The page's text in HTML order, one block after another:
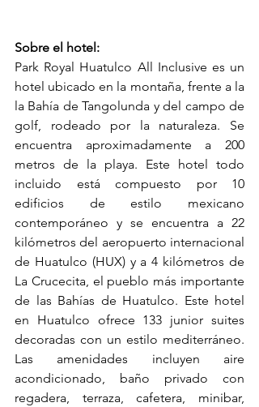
Sobre el hotel:
Park Royal Huatulco All Inclusive es un
hotel ubicado en la montaña, frente a la
la Bahía de Tangolunda y del campo de
golf, rodeado por la naturaleza. Se
encuentra aproximadamente a 200
metros de la playa. Este hotel todo
incluido está compuesto por 10
edificios de estilo mexicano
contemporáneo y se encuentra a 22
kilómetros del aeropuerto internacional
de Huatulco (HUX) y a 4 kilómetros de
La Crucecita, el pueblo más importante
de las Bahías de Huatulco. Este hotel
en Huatulco ofrece 133 junior suites
decoradas con un estilo mediterráneo.
Las amenidades incluyen aire
acondicionado, baño privado con
regadera, terraza, cafetera, minibar,